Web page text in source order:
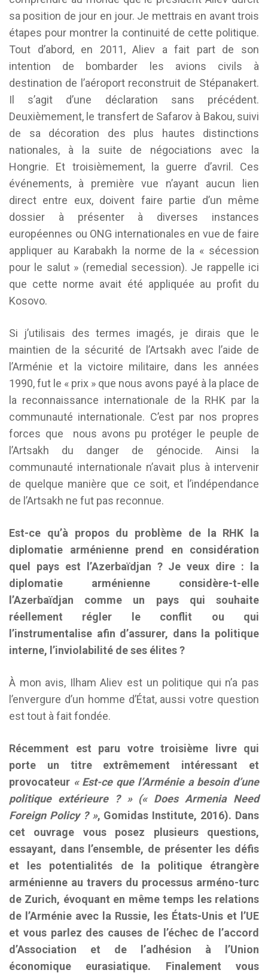
sa position de jour en jour. Je mettrais en avant trois
étapes pour montrer la continuité de cette politique.
Tout d’abord, en 2011, Aliev a fait part de son
intention de bombarder les avions civils à
destination de l’aéroport reconstruit de Stépanakert.
Il s’agit d’une déclaration sans précédent.
Deuxièmement, le transfert de Safarov à Bakou, suivi
de sa décoration des plus hautes distinctions
nationales, à la suite de négociations avec la
Hongrie. Et troisièmement, la guerre d’avril. Ces
événements, à première vue n’ayant aucun lien
direct entre eux, doivent faire partie d’un même
dossier à présenter à diverses instances
européennes ou ONG internationales en vue de faire
appliquer au Karabakh la norme de la « sécession
pour le salut » (remedial secession). Je rappelle ici
que cette norme avait été appliquée au profit du
Kosovo.
Si j’utilisais des termes imagés, je dirais que le
maintien de la sécurité de l’Artsakh avec l’aide de
l’Arménie et la victoire militaire, dans les années
1990, fut le « prix » que nous avons payé à la place de
la reconnaissance internationale de la RHK par la
communauté internationale. C’est par nos propres
forces que nous avons pu protéger le peuple de
l’Artsakh du danger de génocide. Ainsi la
communauté internationale n’avait plus à intervenir
de quelque manière que ce soit, et l’indépendance
de l’Artsakh ne fut pas reconnue.
Est-ce qu’à propos du problème de la RHK la
diplomatie arménienne prend en considération
quel pays est l’Azerbaïdjan ? Je veux dire : la
diplomatie arménienne considère-t-elle
l’Azerbaïdjan comme un pays qui souhaite
réellement régler le conflit ou qui
l’instrumentalise afin d’assurer, dans la politique
interne, l’inviolabilité de ses élites ?
À mon avis, Ilham Aliev est un politique qui n’a pas
l’envergure d’un homme d’État, aussi votre question
est tout à fait fondée.
Récemment est paru votre troisième livre qui
porte un titre extrêmement intéressant et
provocateur « Est-ce que l’Arménie a besoin d’une
politique extérieure ? » (« Does Armenia Need
Foreign Policy ? », Gomidas Institute, 2016). Dans
cet ouvrage vous posez plusieurs questions,
essayant, dans l’ensemble, de présenter les défis
et les potentialités de la politique étrangère
arménienne au travers du processus arméno-turc
de Zurich, évoquant en même temps les relations
de l’Arménie avec la Russie, les États-Unis et l’UE
et vous parlez des causes de l’échec de l’accord
d’Association et de l’adhésion à l’Union
économique eurasiatique. Finalement vous